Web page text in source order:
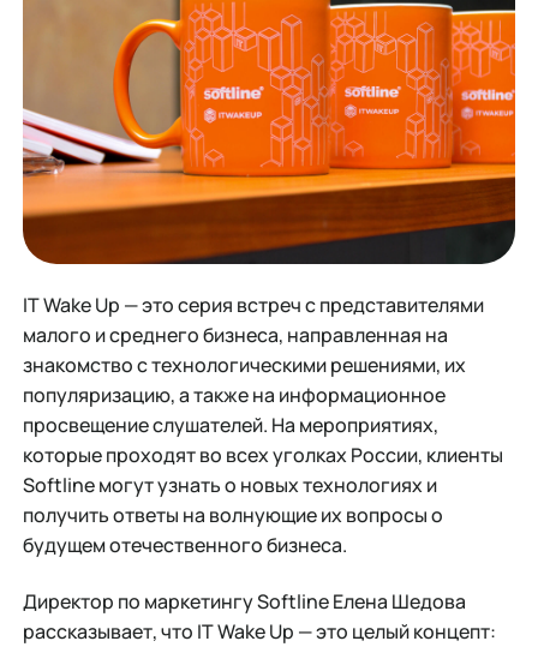
IT Wake Up — это серия встреч с представителями
малого и среднего бизнеса, направленная на
знакомство с технологическими решениями, их
популяризацию, а также на информационное
просвещение слушателей. На мероприятиях,
которые проходят во всех уголках России, клиенты
Softline могут узнать о новых технологиях и
получить ответы на волнующие их вопросы о
будущем отечественного бизнеса.
Директор по маркетингу Softline Елена Шедова
рассказывает, что IT Wake Up — это целый концепт: